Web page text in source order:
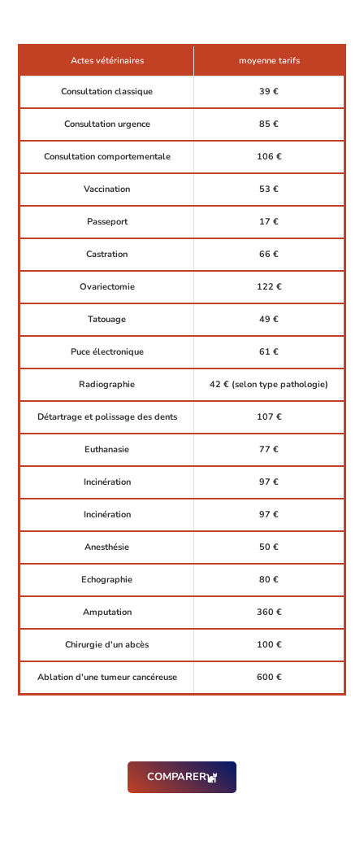
Actes vétérinaires moyenne tarifs
Consultation classique 39 €
Consultation urgence 85 €
Consultation comportementale 106 €
Vaccination 53 €
Passeport 17 €
Castration 66 €
Ovariectomie 122 €
Tatouage 49 €
Puce électronique 61 €
Radiographie 42 € (selon type pathologie)
Détartrage et polissage des dents 107 €
Euthanasie 77 €
Incinération 97 €
Incinération 97 €
Anesthésie 50 €
Echographie 80 €
Amputation 360 €
Chirurgie d'un abcès 100 €
Ablation d'une tumeur cancéreuse 600 €
COMPARER